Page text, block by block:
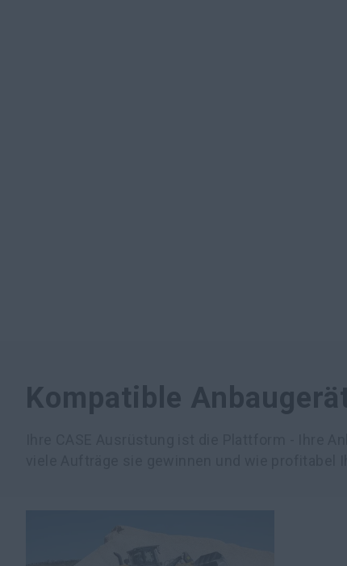
Kompatible